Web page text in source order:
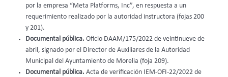
por la empresa “Meta Platforms, Inc”, en respuesta a un
requerimiento realizado por la autoridad instructora (fojas 200
y 201).
Documental pública. Oficio DAAM/175/2022 de veintinueve de
abril, signado por el Director de Auxiliares de la Autoridad
Municipal del Ayuntamiento de Morelia (foja 209).
Documental pública. Acta de verificación IEM-OFI-22/2022 de